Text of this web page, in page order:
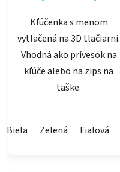
Kľúčenka s menom
vytlačená na 3D tlačiarni.
Vhodná ako prívesok na
kľúče alebo na zips na
taške.
Biela Zelená Fialová